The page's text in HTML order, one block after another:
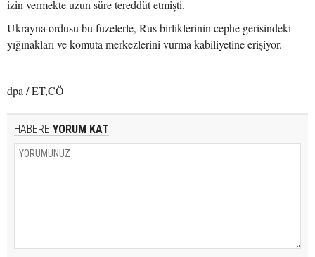
izin vermekte uzun süre tereddüt etmişti.
Ukrayna ordusu bu füzelerle, Rus birliklerinin cephe gerisindeki
yığınakları ve komuta merkezlerini vurma kabiliyetine erişiyor.
dpa / ET,CÖ
HABERE YORUM KAT